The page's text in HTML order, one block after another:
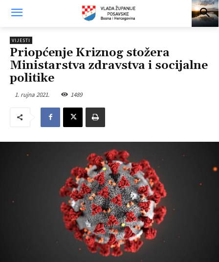
VIJESTI
Priopćenje Kriznog stožera
Ministarstva zdravstva i socijalne
politike
1. rujna 2021. 1489